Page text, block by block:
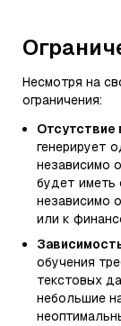
Несмотря на
ограничения:
Отсутствие
генерирует
независимо
будет иметь
независимо
или к
обучения
текстовых
небольшие